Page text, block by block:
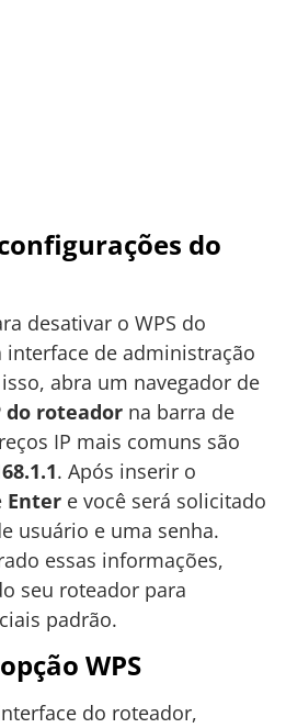
do
desativar o WPS do
interface de administração
abra um navegador de
do roteador na barra de
IP mais comuns são
. Após inserir o
Enter e você será solicitado
usuário e uma senha.
essas informações,
seu roteador para
padrão.
WPS
do roteador,